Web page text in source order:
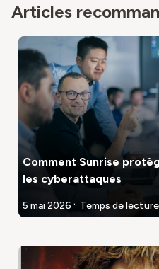
Articles
Comment Sunrise
les cyberattaques
5 mai 2026 . Temps de